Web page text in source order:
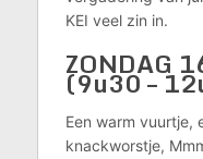
KEI veel zin in.
ZONDAG
(9u30 –
Een warm vuurtje,
knackworstje,